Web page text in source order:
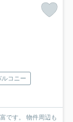
ルコニー
です。 物件周辺も